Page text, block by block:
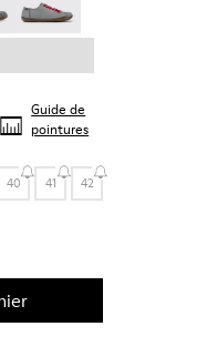
Guide de
pointures
40 41 42